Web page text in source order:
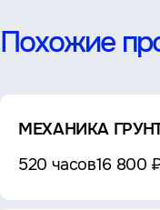
Похожие
МЕХАНИКА
520 часов16 800